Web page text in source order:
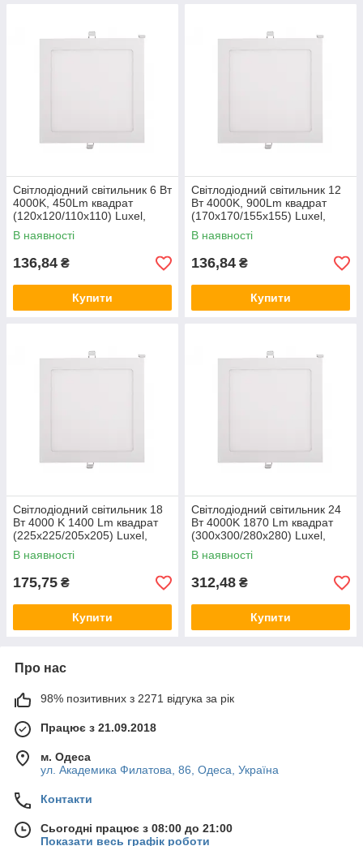
Світлодіодний світильник 6 Вт
4000K, 450Lm квадрат
(120x120/110x110) Luxel,
врізний даунлайт, лід-панель
DLS-6N
В наявності
136,84 ₴
Купити
Світлодіодний світильник 12
Вт 4000K, 900Lm квадрат
(170x170/155x155) Luxel,
врізний даунлайт лід панель
DLS-12N
В наявності
136,84 ₴
Купити
Світлодіодний світильник 18
Вт 4000 K 1400 Lm квадрат
(225x225/205x205) Luxel,
врізний даунлайт лід панель
DLS-18N
В наявності
175,75 ₴
Купити
Світлодіодний світильник 24
Вт 4000K 1870 Lm квадрат
(300x300/280x280) Luxel,
врізний даунтлайт лід панель
DLS-24N
В наявності
312,48 ₴
Купити
Про нас
98% позитивних з 2271 відгука за рік
Працює з 21.09.2018
м. Одеса
ул. Академика Филатова, 86, Одеса, Україна
Контакти
Сьогодні працює з 08:00 до 21:00
Показати весь графік роботи